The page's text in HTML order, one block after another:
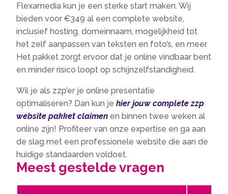
Flexamedia kun je een sterke start maken. Wij
bieden voor €349 al een complete website,
inclusief hosting, domeinnaam, mogelijkheid tot
het zelf aanpassen van teksten en foto’s, en meer.
Het pakket zorgt ervoor dat je online vindbaar bent
en minder risico loopt op schijnzelfstandigheid.
Wil je als zzp’er je online presentatie
optimaliseren? Dan kun jehier jouw complete zzp
website pakket claimen en binnen twee weken al
online zijn! Profiteer van onze expertise en ga aan
de slag met een professionele website die aan de
huidige standaarden voldoet.
Meest gestelde vragen